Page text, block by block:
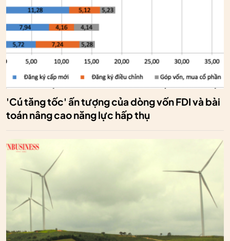
'Cú tăng tốc' ấn tượng của dòng vốn FDI và bài
toán nâng cao năng lực hấp thụ